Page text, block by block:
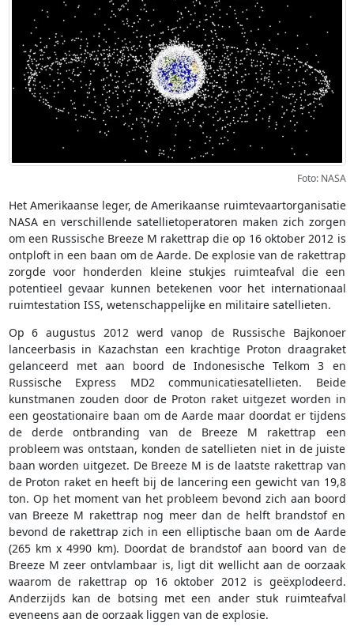
Foto: NASA
Het Amerikaanse leger, de Amerikaanse ruimtevaartorganisatie
NASA en verschillende satellietoperatoren maken zich zorgen
om een Russische Breeze M rakettrap die op 16 oktober 2012 is
ontploft in een baan om de Aarde. De explosie van de rakettrap
zorgde voor honderden kleine stukjes ruimteafval die een
potentieel gevaar kunnen betekenen voor het internationaal
ruimtestation ISS, wetenschappelijke en militaire satellieten.
Op 6 augustus 2012 werd vanop de Russische Bajkonoer
lanceerbasis in Kazachstan een krachtige Proton draagraket
gelanceerd met aan boord de Indonesische Telkom 3 en
Russische Express MD2 communicatiesatellieten. Beide
kunstmanen zouden door de Proton raket uitgezet worden in
een geostationaire baan om de Aarde maar doordat er tijdens
de derde ontbranding van de Breeze M rakettrap een
probleem was ontstaan, konden de satellieten niet in de juiste
baan worden uitgezet. De Breeze M is de laatste rakettrap van
de Proton raket en heeft bij de lancering een gewicht van 19,8
ton. Op het moment van het probleem bevond zich aan boord
van Breeze M rakettrap nog meer dan de helft brandstof en
bevond de rakettrap zich in een elliptische baan om de Aarde
(265 km x 4990 km). Doordat de brandstof aan boord van de
Breeze M zeer ontvlambaar is, ligt dit wellicht aan de oorzaak
waarom de rakettrap op 16 oktober 2012 is geëxplodeerd.
Anderzijds kan de botsing met een ander stuk ruimteafval
eveneens aan de oorzaak liggen van de explosie.